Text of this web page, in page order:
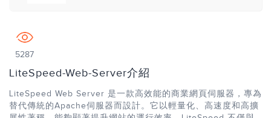
5287
LiteSpeed-Web-Server介紹
LiteSpeed Web Server 是一款高效能的商業網頁伺服器，專為
替代傳統的Apache伺服器而設計。它以輕量化、高速度和高擴